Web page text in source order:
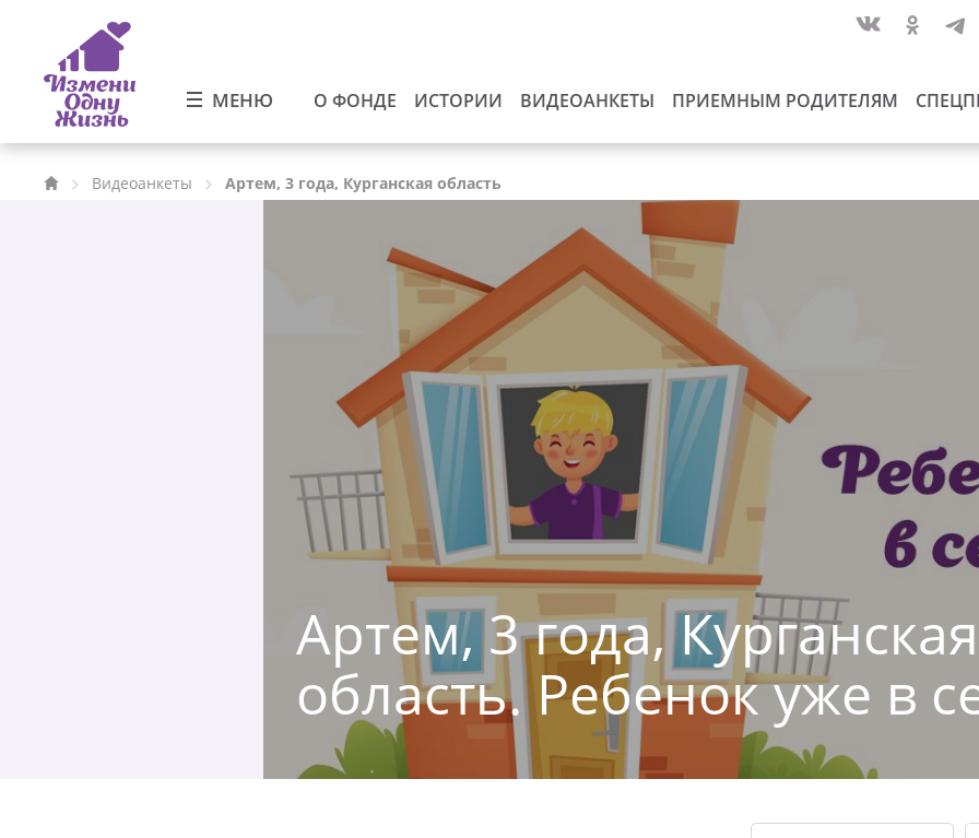
МЕНЮ О ФОНДЕ ИСТОРИИ ВИДЕОАНКЕТЫ ПРИЕМНЫМ РОДИТЕЛЯМ
Видеоанкеты Артем, 3 года, Курганская область
Артем, 3 года, Курганская
область. Ребенок уже в